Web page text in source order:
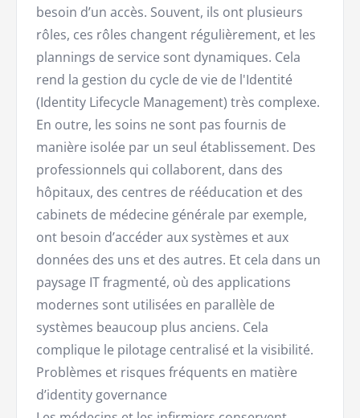
besoin d’un accès. Souvent, ils ont plusieurs
rôles, ces rôles changent régulièrement, et les
plannings de service sont dynamiques. Cela
rend la gestion du cycle de vie de l'Identité
(Identity Lifecycle Management) très complexe.
En outre, les soins ne sont pas fournis de
manière isolée par un seul établissement. Des
professionnels qui collaborent, dans des
hôpitaux, des centres de rééducation et des
cabinets de médecine générale par exemple,
ont besoin d’accéder aux systèmes et aux
données des uns et des autres. Et cela dans un
paysage IT fragmenté, où des applications
modernes sont utilisées en parallèle de
systèmes beaucoup plus anciens. Cela
complique le pilotage centralisé et la visibilité.
Problèmes et risques fréquents en matière
d’identity governance